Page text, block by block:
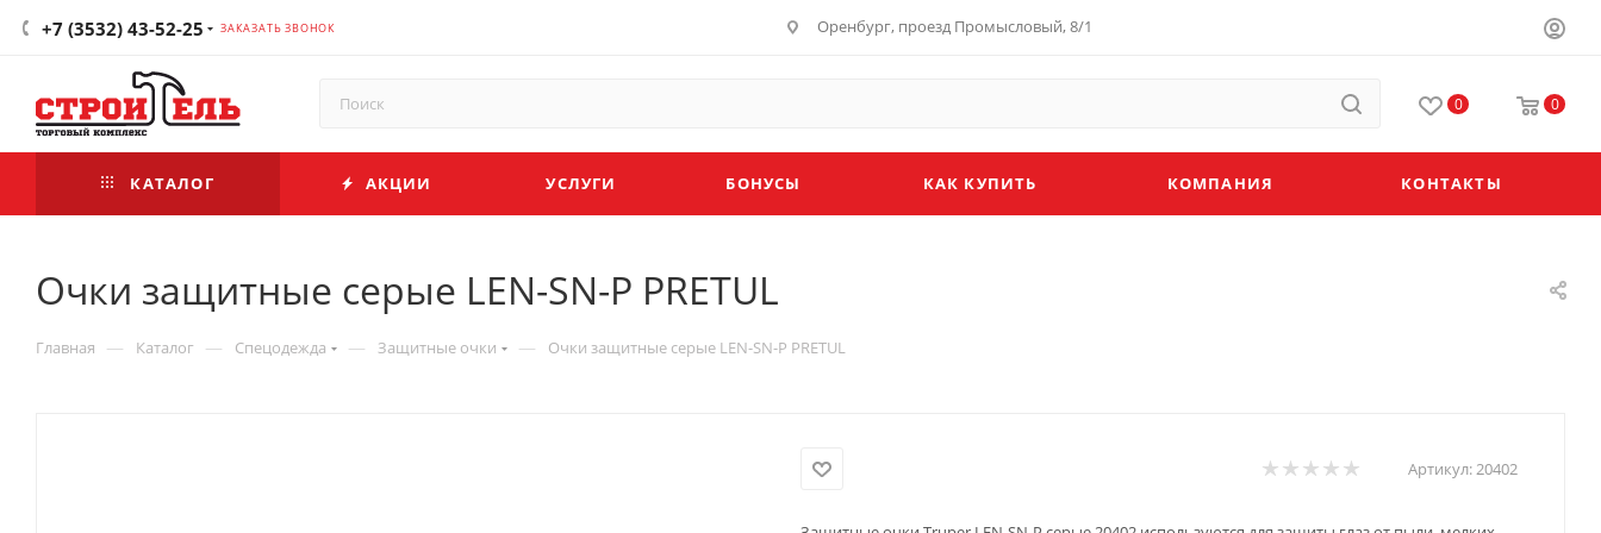
+7 (3532) 43-52-25 ЗАКАЗАТЬ ЗВОНОК Оренбург, проезд Промысловый, 8/1
0 0
КАТАЛОГ АКЦИИ УСЛУГИ БОНУСЫ КАК КУПИТЬ КОМПАНИЯ КОНТАКТЫ
Очки защитные серые LEN-SN-P PRETUL
Главная — Каталог — Спецодежда — Защитные очки — Очки защитные серые LEN-SN-P PRETUL
Артикул:20402